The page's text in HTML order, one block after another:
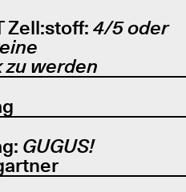
Zell:stoff: 4/5 oder
werden
GUGUS!